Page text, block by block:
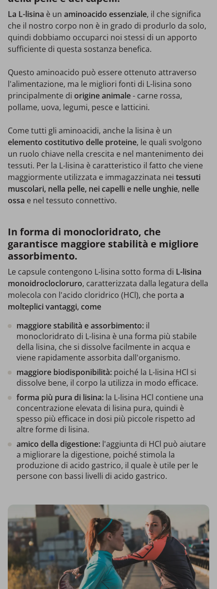
La L-lisina è un aminoacido essenziale, il che significa
che il nostro corpo non è in grado di produrlo da solo,
quindi dobbiamo occuparci noi stessi di un apporto
sufficiente di questa sostanza benefica.
Questo aminoacido può essere ottenuto attraverso
l'alimentazione, ma le migliori fonti di L-lisina sono
principalmente di origine animale- carne rossa,
pollame, uova, legumi, pesce e latticini.
Come tutti gli aminoacidi, anche la lisina è un
elemento costitutivo delle proteine, le quali svolgono
un ruolo chiave nella crescita e nel mantenimento dei
tessuti. Per la L-lisina è caratteristico il fatto che viene
maggiormente utilizzata e immagazzinata nei tessuti
muscolari, nella pelle, nei capelli e nelle unghie, nelle
ossa e nel tessuto connettivo.
In forma di monocloridrato, che
garantisce maggiore stabilità e migliore
assorbimento.
Le capsule contengono L-lisina sotto forma di L-lisina
monoidroclocloruro, caratterizzata dalla legatura della
molecola con l'acido cloridrico (HCl), che porta a
molteplici vantaggi, come
maggiore stabilità e assorbimento: il
monocloridrato di L-lisina è una forma più stabile
della lisina, che si dissolve facilmente in acqua e
viene rapidamente assorbita dall'organismo.
maggiore biodisponibilità: poiché la L-lisina HCl si
dissolve bene, il corpo la utilizza in modo efficace.
forma più pura di lisina: la L-lisina HCl contiene una
concentrazione elevata di lisina pura, quindi è
spesso più efficace in dosi più piccole rispetto ad
altre forme di lisina.
amico della digestione: l'aggiunta di HCl può aiutare
a migliorare la digestione, poiché stimola la
produzione di acido gastrico, il quale è utile per le
persone con bassi livelli di acido gastrico.